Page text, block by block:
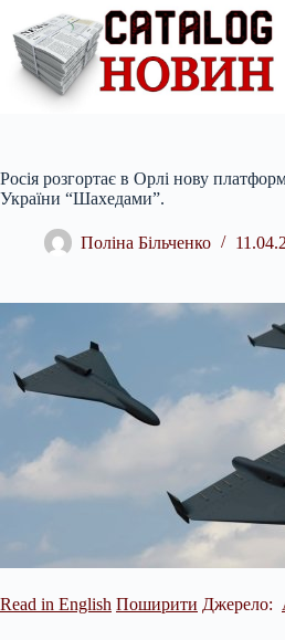
вмісту
Росія розгортає в Орлі нову
України “Шахедами”.
Поліна Більченко
Read in English Поширити Джерело: